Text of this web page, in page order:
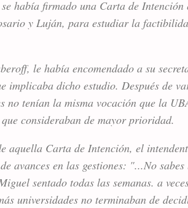
había firmado una Carta de Intención
y Luján, para estudiar la
le había encomendado a su
implicaba dicho estudio. Después de
no tenían la misma vocación que la
consideraban de mayor prioridad.
Carta de Intención, el
avances en las gestiones: "...No
sentado todas las semanas. a
universidades no terminaban de